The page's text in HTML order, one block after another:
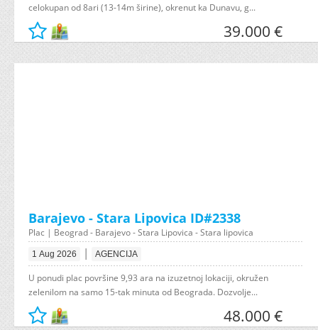
celokupan od 8ari (13-14m širine), okrenut ka Dunavu, g...
39.000 €
Barajevo - Stara Lipovica ID#2338
Plac | Beograd - Barajevo - Stara Lipovica - Stara lipovica
1 Aug 2026 | AGENCIJA
U ponudi plac površine 9,93 ara na izuzetnoj lokaciji, okružen
zelenilom na samo 15-tak minuta od Beograda. Dozvolje...
48.000 €